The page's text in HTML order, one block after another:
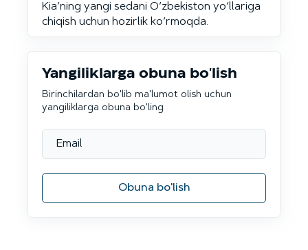
Kia’ning yangi sedani O‘zbekiston yo‘llariga
chiqish uchun hozirlik ko‘rmoqda.
Yangiliklarga obuna bo'lish
Birinchilardan bo'lib ma'lumot olish uchun
yangiliklarga obuna bo'ling
Obuna bo'lish